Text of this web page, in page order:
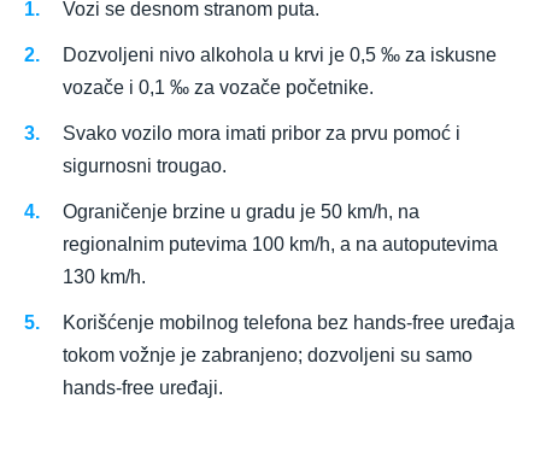
Vozi se desnom stranom puta.
Dozvoljeni nivo alkohola u krvi je 0,5 ‰ za iskusne
vozače i 0,1 ‰ za vozače početnike.
Svako vozilo mora imati pribor za prvu pomoć i
sigurnosni trougao.
Ograničenje brzine u gradu je 50 km/h, na
regionalnim putevima 100 km/h, a na autoputevima
130 km/h.
Korišćenje mobilnog telefona bez hands-free uređaja
tokom vožnje je zabranjeno; dozvoljeni su samo
hands-free uređaji.